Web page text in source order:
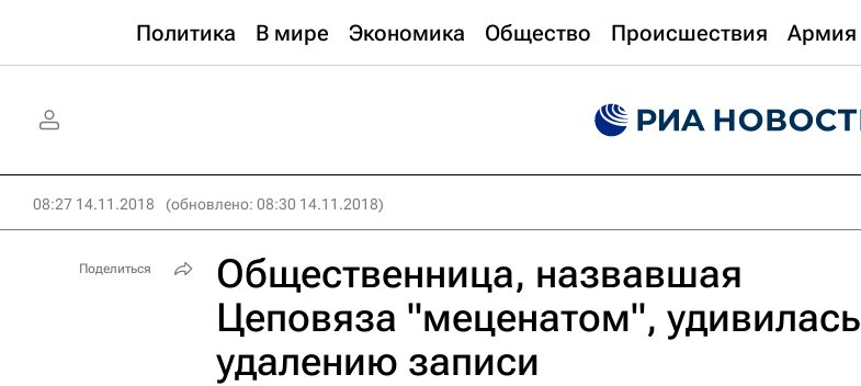
Политика В мире Экономика Общество Происшествия Армия
08:27 14.11.2018 (обновлено: 08:30 14.11.2018)
Общественница, назвавшая
Цеповяза "меценатом", удивилась
удалению записи
Поделиться